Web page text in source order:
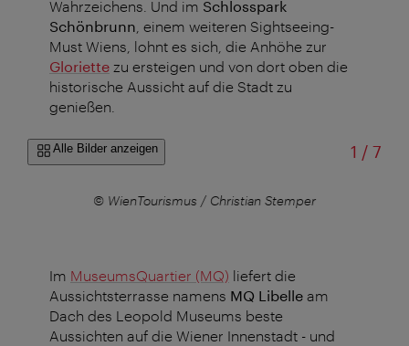
Wahrzeichens. Und im Schlosspark
Schönbrunn , einem weiteren Sightseeing-
Must Wiens, lohnt es sich, die Anhöhe zur
Gloriette zu ersteigen und von dort oben die
historische Aussicht auf die Stadt zu
genießen.
Alle Bilder anzeigen 1 /von
7
© WienTourismus / Christian Stemper
Im MuseumsQuartier (MQ) liefert die
Aussichtsterrasse namens MQ Libelle am
Dach des Leopold Museums beste
Aussichten auf die Wiener Innenstadt - und